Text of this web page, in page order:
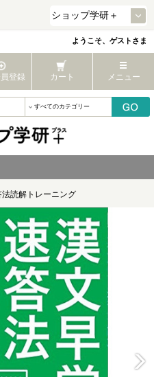
ようこそ、ゲストさま
登録 カート メニュー
読解トレーニング